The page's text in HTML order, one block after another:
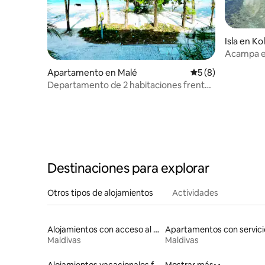
Apartamento en Malé Calificación
5 (8)
Departamento de 2 habitaciones frente
Isla en
Acampa
Destinaciones para explorar
Otros tipos de alojamientos Actividades
Alojamientos con acceso al lago
Maldivas
Maldivas